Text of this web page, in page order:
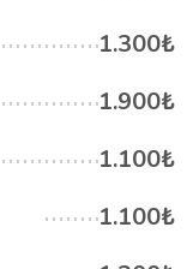
1.300₺
1.900₺
1.100₺
1.100₺